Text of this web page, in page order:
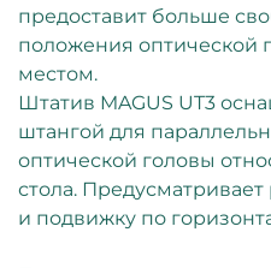
предоставит больше
положения оптической
местом.
Штатив MAGUS UT3
штангой для
оптической головы
стола.
и подвижку по